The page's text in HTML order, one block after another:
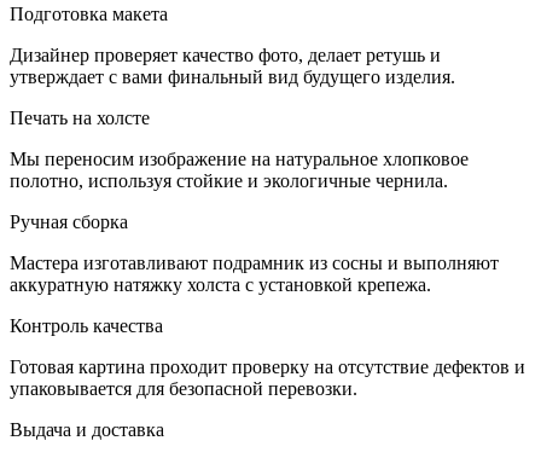
Подготовка макета
Дизайнер проверяет качество фото, делает ретушь и
утверждает с вами финальный вид будущего изделия.
Печать на холсте
Мы переносим изображение на натуральное хлопковое
полотно, используя стойкие и экологичные чернила.
Ручная сборка
Мастера изготавливают подрамник из сосны и выполняют
аккуратную натяжку холста с установкой крепежа.
Контроль качества
Готовая картина проходит проверку на отсутствие дефектов и
упаковывается для безопасной перевозки.
Выдача и доставка